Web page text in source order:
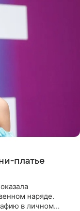
платье
наряде.
в личном